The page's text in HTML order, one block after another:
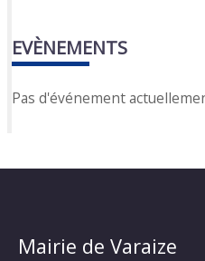
EVÈNEMENTS
Pas d'événement
Mairie de Varaize